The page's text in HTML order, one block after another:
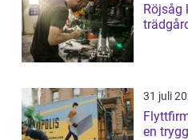
Röjsåg kraftfull hjälp i skog och
31 juli
Flyttfirma
en